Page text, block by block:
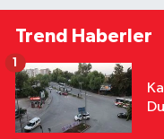
Trend Haberler
1